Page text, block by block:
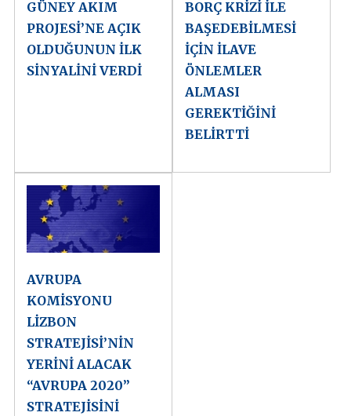
GÜNEY AKIM
PROJESİ’NE AÇIK
OLDUĞUNUN İLK
SİNYALİNİ VERDİ
BORÇ KRİZİ İLE
BAŞEDEBİLMESİ
İÇİN İLAVE
ÖNLEMLER
ALMASI
GEREKTİĞİNİ
BELİRTTİ
AVRUPA
KOMİSYONU
LİZBON
STRATEJİSİ’NİN
YERİNİ ALACAK
“AVRUPA 2020”
STRATEJİSİNİ